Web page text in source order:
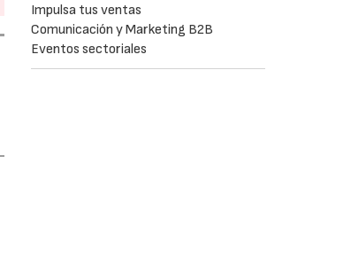
Impulsa tus ventas
Comunicación y Marketing B2B
Eventos sectoriales